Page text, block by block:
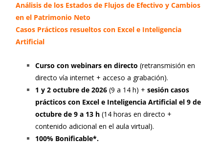
Análisis de los Estados de Flujos de Efectivo y Cambios
en el Patrimonio Neto
Casos Prácticos resueltos con Excel e Inteligencia
Artificial
Curso con webinars en directo (retransmisión en
directo vía internet + acceso a grabación).
1 y 2 octubre de 2026 (9 a 14 h) + sesión casos
prácticos con Excel e Inteligencia Artificial el 9 de
octubre de 9 a 13 h (14 horas en directo +
contenido adicional en el aula virtual).
100% Bonificable*.